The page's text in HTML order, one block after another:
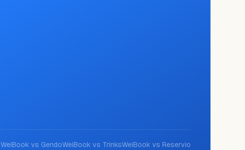
WeiBook vs GendoWeiBook vs TrinksWeiBook vs Reservio